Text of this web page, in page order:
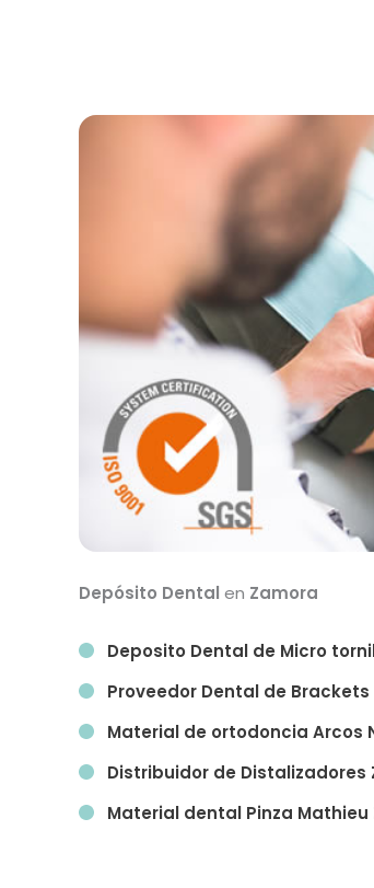
Depósito Dental en Zamora
Deposito Dental de Micro
Proveedor Dental de Brackets
Material de ortodoncia Arcos
Distribuidor de Distalizadores
Material dental Pinza Mathieu